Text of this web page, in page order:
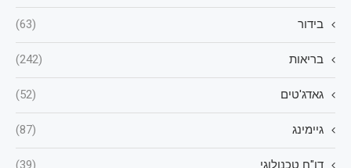
בידור (63)
בריאות (242)
גאדג'טים (52)
גיימינג (87)
דו"ח טכנולוגי (39)